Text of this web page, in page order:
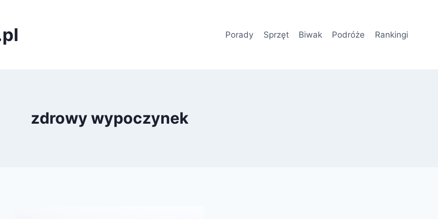
Porady Sprzęt Biwak Podróże Rankingi
zdrowy wypoczynek